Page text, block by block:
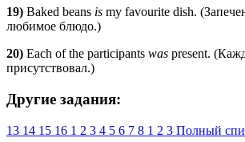
19) Baked beans is my favourite dish.
любимое блюдо.)
20) Each of the participants was present.
присутствовал.)
Другие задания:
13 14 15 16 1 2 3 4 5 6 7 8 1 2 3 Полный